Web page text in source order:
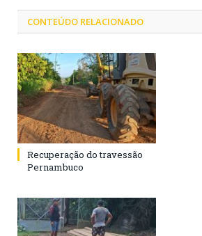
CONTEÚDO RELACIONADO
Recuperação do travessão
Pernambuco